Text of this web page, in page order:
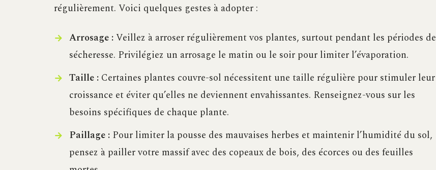
régulièrement. Voici quelques gestes à adopter :
Arrosage :Veillez à arroser régulièrement vos plantes, surtout pendant les périodes de
sécheresse. Privilégiez un arrosage le matin ou le soir pour limiter l’évaporation.
Taille :Certaines plantes couvre-sol nécessitent une taille régulière pour stimuler leur
croissance et éviter qu’elles ne deviennent envahissantes. Renseignez-vous sur les
besoins spécifiques de chaque plante.
Paillage :Pour limiter la pousse des mauvaises herbes et maintenir l’humidité du sol,
pensez à pailler votre massif avec des copeaux de bois, des écorces ou des feuilles